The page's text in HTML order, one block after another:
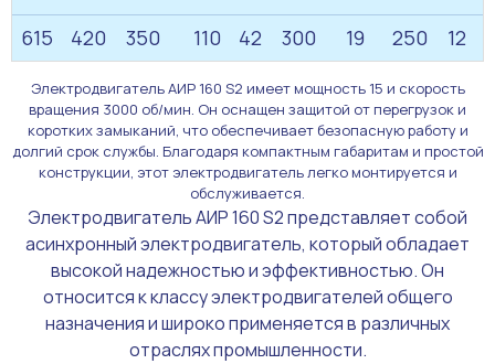
615
420 350 110 42 300 19 250 12
Электродвигатель АИР 160 S2 имеет мощность 15 и скорость
вращения 3000 об/мин. Он оснащен защитой от перегрузок и
коротких замыканий, что обеспечивает безопасную работу и
долгий срок службы. Благодаря компактным габаритам и простой
конструкции, этот электродвигатель легко монтируется и
обслуживается.
Электродвигатель АИР 160 S2 представляет собой
асинхронный электродвигатель, который обладает
высокой надежностью и эффективностью. Он
относится к классу электродвигателей общего
назначения и широко применяется в различных
отраслях промышленности.